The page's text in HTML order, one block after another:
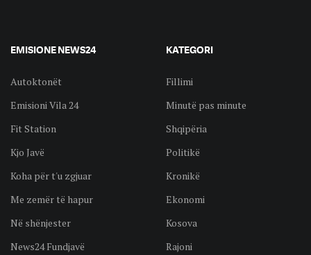
EMISIONE NEWS24
Autoktonët
Emisioni Vila 24
Fit Station
Kjo Javë
Koha për t'u zgjuar
Me zemër të hapur
Në shënjester
News24 Fundjavë
KATEGORI
Fillimi
Minutë pas minute
Shqipëria
Politikë
Kronikë
Ekonomi
Kosova
Rajoni